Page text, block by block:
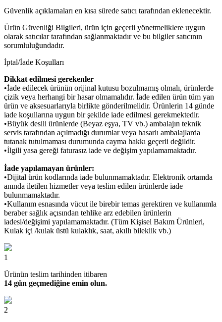
Güvenlik açıklamaları en kısa sürede satıcı tarafından eklenecektir.
Ürün Güvenliği Bilgileri, ürün için geçerli yönetmeliklere uygun
olarak satıcılar tarafından sağlanmaktadır ve bu bilgiler satıcının
sorumluluğundadır.
İptal/İade Koşulları
Dikkat edilmesi gerekenler
•İade edilecek ürünün orijinal kutusu bozulmamış olmalı, ürünlerde
çizik veya herhangi bir hasar olmamalıdır. İade edilen ürün tüm yan
ürün ve aksesuarlarıyla birlikte gönderilmelidir. Ürünlerin 14 günde
iade koşullarına uygun bir şekilde iade edilmesi gerekmektedir.
•Büyük desili ürünlerde (Beyaz eşya, TV vb.) ambalajın teknik
servis tarafından açılmadığı durumlar veya hasarlı ambalajlarda
tutanak tutulmaması durumunda cayma hakkı geçerli değildir.
•İlgili yasa gereği faturasız iade ve değişim yapılamamaktadır.
İade yapılamayan ürünler:
•Dijital ürün kodlarında iade bulunmamaktadır. Elektronik ortamda
anında iletilen hizmetler veya teslim edilen ürünlerde iade
bulunmamaktadır.
•Kullanım esnasında vücut ile birebir temas gerektiren ve kullanımla
beraber sağlık açısından tehlike arz edebilen ürünlerin
iadesi/değişimi yapılamamaktadır. (Tüm Kişisel Bakım Ürünleri,
Kulak içi /kulak üstü kulaklık, saat, akıllı bileklik vb.)
1
Ürünün teslim tarihinden itibaren
14 gün geçmediğine emin olun.
2